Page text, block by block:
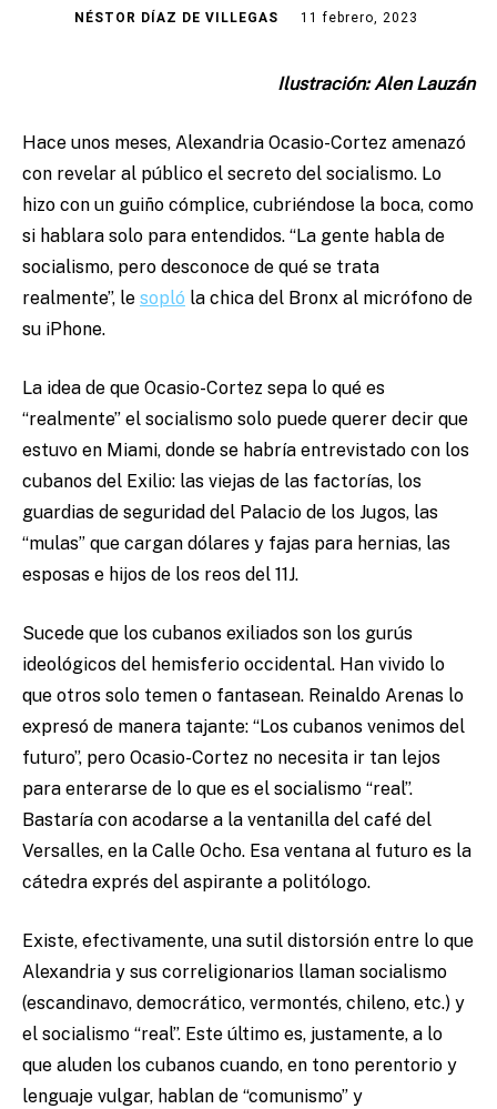
NÉSTOR DÍAZ DE VILLEGAS 11 febrero, 2023
Ilustración: Alen Lauzán
Hace unos meses, Alexandria Ocasio-Cortez amenazó
con revelar al público el secreto del socialismo. Lo
hizo con un guiño cómplice, cubriéndose la boca, como
si hablara solo para entendidos. “La gente habla de
socialismo, pero desconoce de qué se trata
realmente”, le sopló la chica del Bronx al micrófono de
su iPhone.
La idea de que Ocasio-Cortez sepa lo qué es
“realmente” el socialismo solo puede querer decir que
estuvo en Miami, donde se habría entrevistado con los
cubanos del Exilio: las viejas de las factorías, los
guardias de seguridad del Palacio de los Jugos, las
“mulas” que cargan dólares y fajas para hernias, las
esposas e hijos de los reos del 11J.
Sucede que los cubanos exiliados son los gurús
ideológicos del hemisferio occidental. Han vivido lo
que otros solo temen o fantasean. Reinaldo Arenas lo
expresó de manera tajante: “Los cubanos venimos del
futuro”, pero Ocasio-Cortez no necesita ir tan lejos
para enterarse de lo que es el socialismo “real”.
Bastaría con acodarse a la ventanilla del café del
Versalles, en la Calle Ocho. Esa ventana al futuro es la
cátedra exprés del aspirante a politólogo.
Existe, efectivamente, una sutil distorsión entre lo que
Alexandria y sus correligionarios llaman socialismo
(escandinavo, democrático, vermontés, chileno, etc.) y
el socialismo “real”. Este último es, justamente, a lo
que aluden los cubanos cuando, en tono perentorio y
lenguaje vulgar, hablan de “comunismo” y